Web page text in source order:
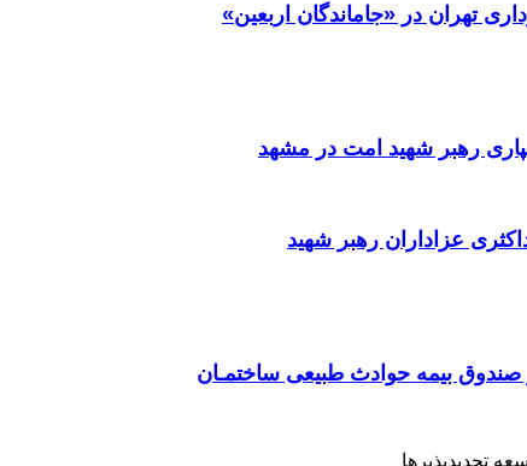
تهران در «جاماندگان اربعین»
رهبر شهید امت در مشهد
عزاداران رهبر شهید
بیمه حوادث طبیعی ساختمـان
تجدیدپذیرها